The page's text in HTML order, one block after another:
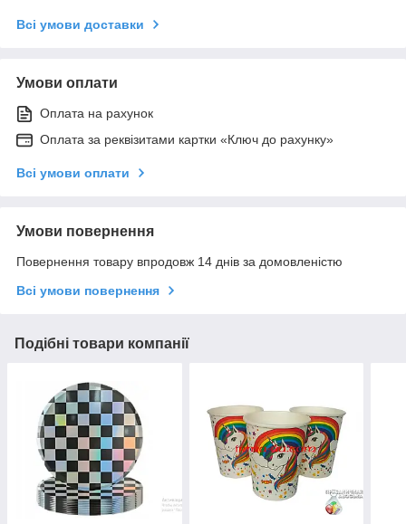
Всі умови доставки
Умови оплати
Оплата на рахунок
Оплата за реквізитами картки «Ключ до рахунку»
Всі умови оплати
Умови повернення
Повернення товару впродовж 14 днів за домовленістю
Всі умови повернення
Подібні товари компанії